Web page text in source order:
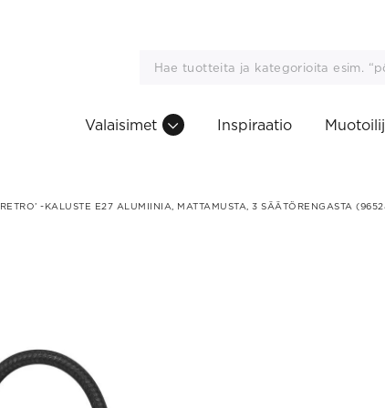
Valaisimet Inspiraatio
RETRO’ -KALUSTE E27 ALUMIINIA, MATTAMUSTA, 3 SÄÄTÖRENGASTA